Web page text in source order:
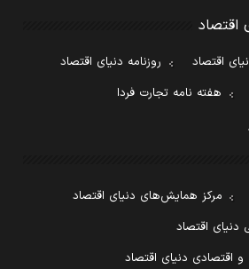
اقتصاد
اقتصاد
روزنامه دنیای اقتصاد
هفته نامه تجارت فردا
مرکز همایش‌های دنیای اقتصاد
دنیای اقتصاد
اقتصادی دنیای اقتصاد